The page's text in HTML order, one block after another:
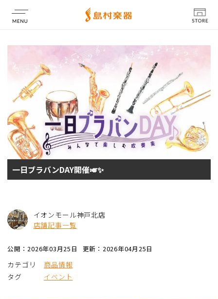
店舗情報
一日ブラバンDAY開催🎺✨
イオンモール神戸北店
店舗記事一覧
公開：2026年03月25日 更新：2026年04月25日
カテゴリ
商品情報
タグ
イベント